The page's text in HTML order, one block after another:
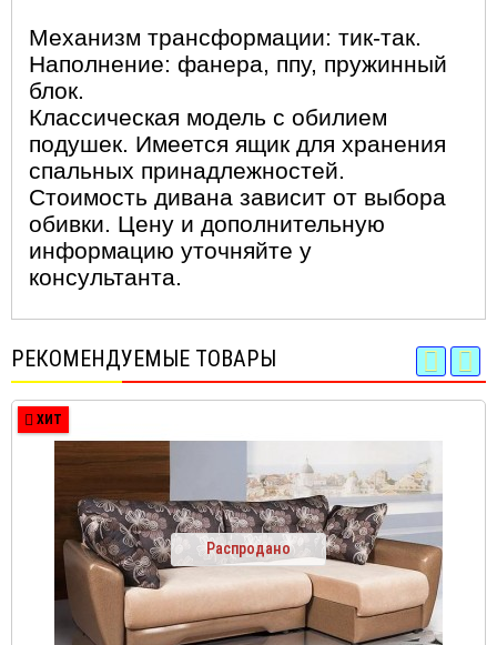
Механизм трансформации: тик-так.
Наполнение: фанера, ппу, пружинный
блок.
Классическая модель с обилием
подушек. Имеется ящик для хранения
спальных принадлежностей.
Стоимость дивана зависит от выбора
обивки. Цену и дополнительную
информацию уточняйте у
консультанта.
РЕКОМЕНДУЕМЫЕ ТОВАРЫ
ХИТ
Распродано